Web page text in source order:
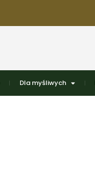
Dla myśliwych